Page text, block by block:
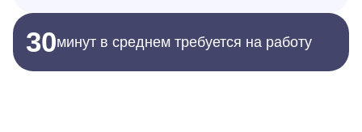
30минут в среднем требуется на работу